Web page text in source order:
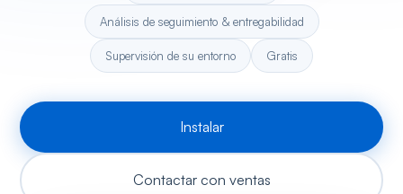
Análisis de seguimiento & entregabilidad
Supervisión de su entorno Gratis
Instalar
Contactar con ventas